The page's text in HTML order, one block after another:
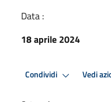
Data :
18 aprile 2024
Condividi Vedi